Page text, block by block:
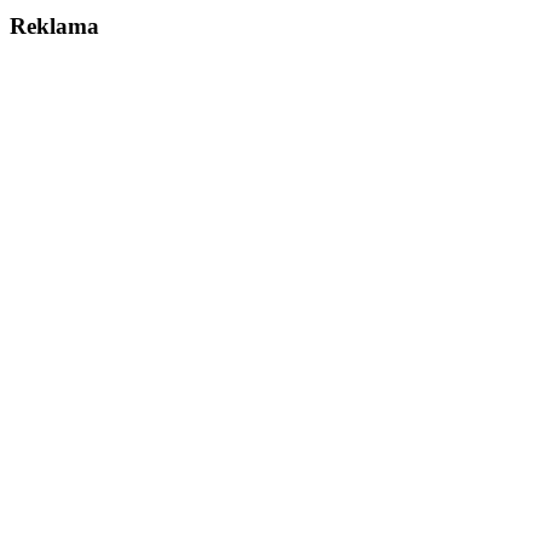
Reklama